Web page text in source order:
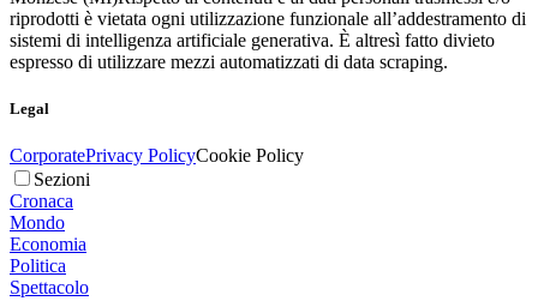
riprodotti è vietata ogni utilizzazione funzionale all’addestramento di
sistemi di intelligenza artificiale generativa. È altresì fatto divieto
espresso di utilizzare mezzi automatizzati di data scraping.
Legal
CorporatePrivacy PolicyCookie Policy
Sezioni
Cronaca
Mondo
Economia
Politica
Spettacolo